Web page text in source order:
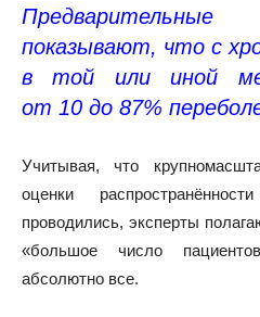
показывают, что с
в той или иной
от 10 до 87%
Учитывая, что
оценки
проводились, эксперты
«большое число
абсолютно все.